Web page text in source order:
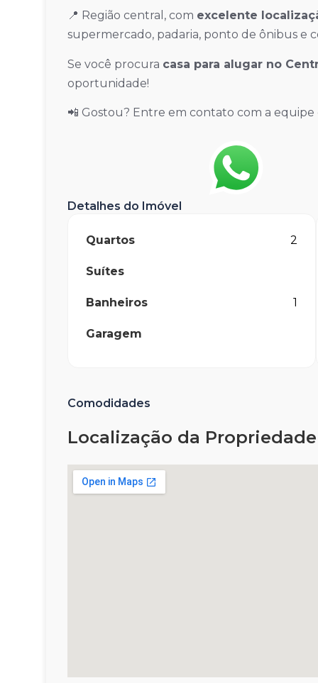
📍 Região central, com excelente
supermercado, padaria, ponto de ônibus e
Se você procura casa para alugar no
oportunidade!
📲 Gostou? Entre em contato com a
Detalhes do Imóvel
Quartos 2
Suítes
Banheiros 1
Garagem
Comodidades